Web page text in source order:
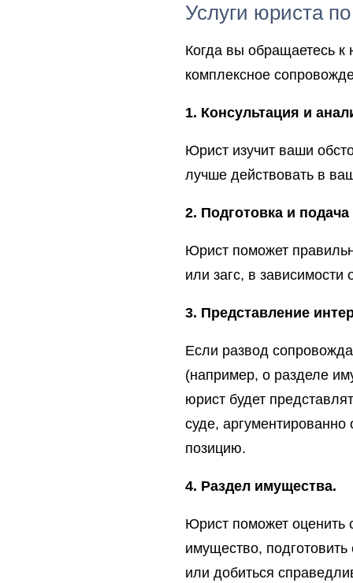
Услуги юриста
Когда вы обращаетесь
комплексное
1. Консультация и
Юрист изучит ваши
лучше действовать в
2. Подготовка и
Юрист поможет
или загс, в зависимости
3. Представление
Если развод
(например, о разделе
юрист будет
суде, аргументированно
позицию.
4. Раздел имущества.
Юрист поможет оценить
имущество,
или добиться